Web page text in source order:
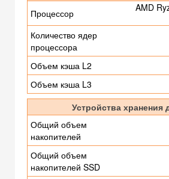
Процессор
AMD
Количество ядер
процессора
Объем кэша L2
Объем кэша L3
Устройства хранения
Общий объем
накопителей
Общий объем
накопителей SSD